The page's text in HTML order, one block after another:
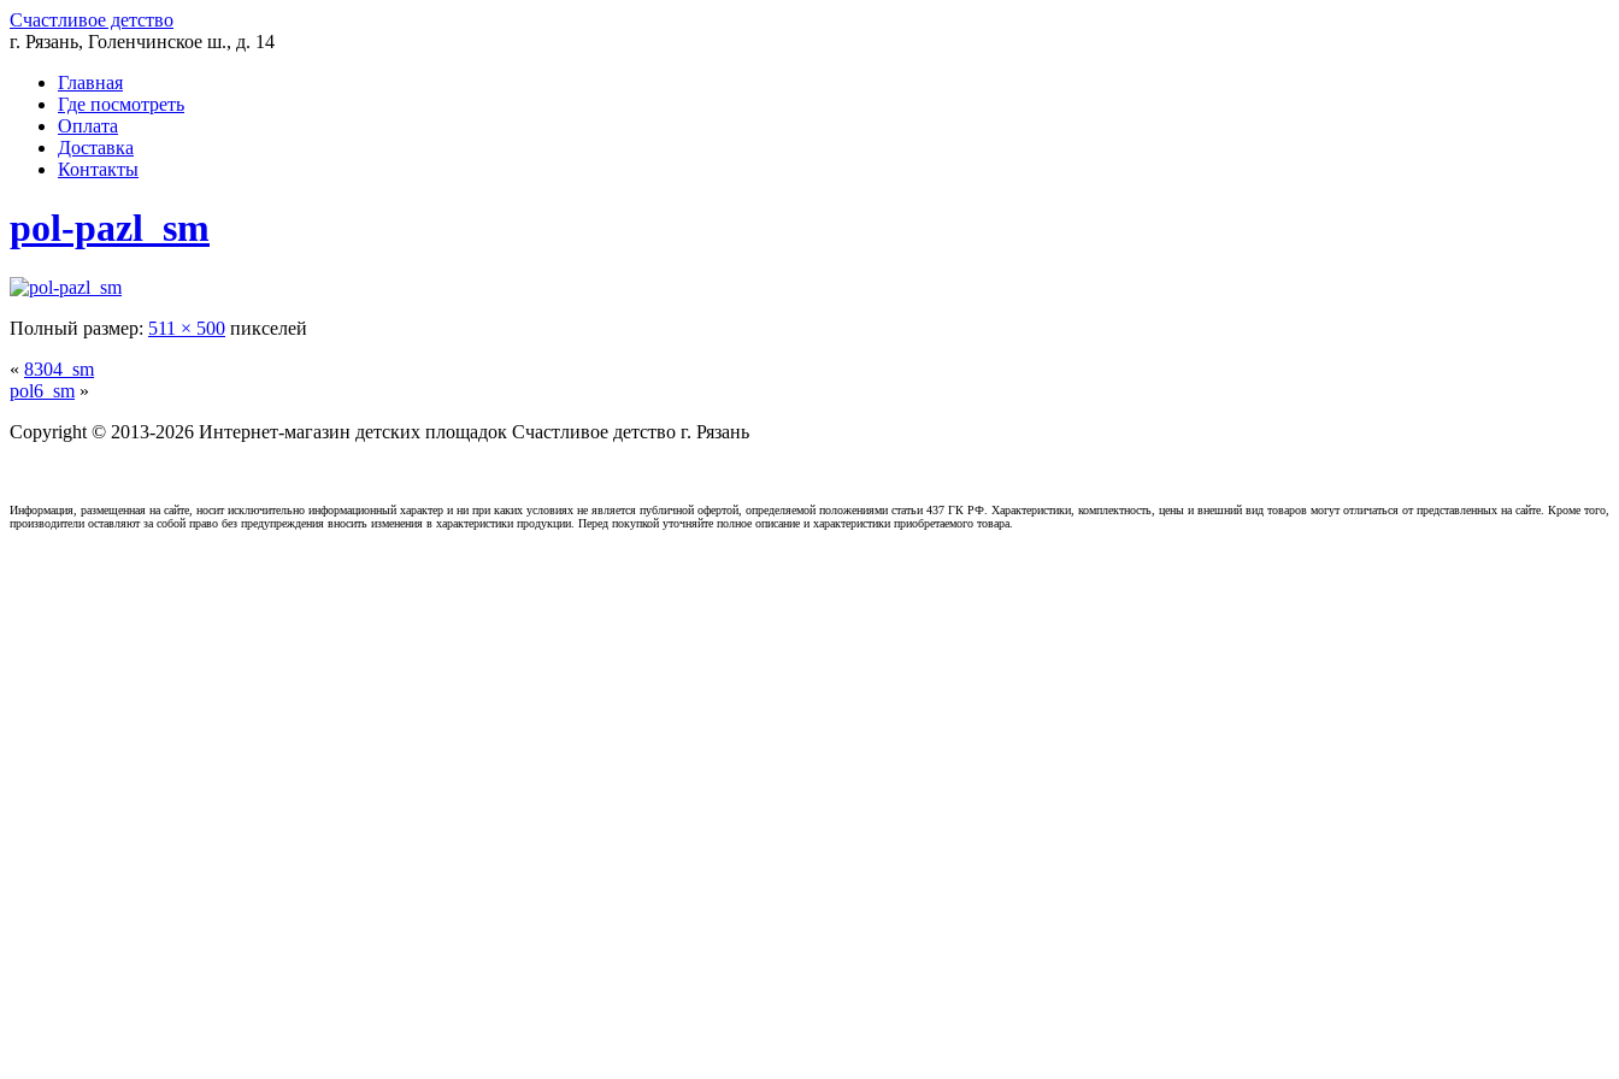
Счастливое детство
г. Рязань, Голенчинское ш., д. 14
Главная
Где посмотреть
Оплата
Доставка
Контакты
pol-pazl_sm
Полный размер: 511 × 500 пикселей
« 8304_sm
pol6_sm »
Copyright © 2013-2026 Интернет-магазин детских площадок Счастливое детство г. Рязань
Информация, размещенная на сайте, носит исключительно информационный характер и ни при каких условиях не является публичной офертой, определяемой положениями статьи 437 ГК РФ. Характеристики, комплектность, цены и внешний вид товаров могут отличаться от представленных на сайте. Кроме того,
производители оставляют за собой право без предупреждения вносить изменения в характеристики продукции. Перед покупкой уточняйте полное описание и характеристики приобретаемого товара.